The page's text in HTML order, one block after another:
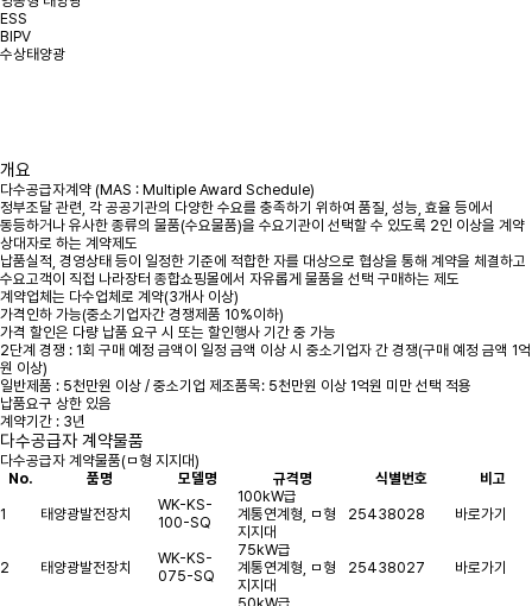
ESS
BIPV
수상태양광
개요
다수공급자계약 (MAS : Multiple Award Schedule)
정부조달 관련, 각 공공기관의 다양한 수요를 충족하기 위하여 품질, 성능, 효율 등에서
동등하거나 유사한 종류의 물품(수요물품)을 수요기관이 선택할 수 있도록 2인 이상을 계약
상대자로 하는 계약제도
납품실적, 경영상태 등이 일정한 기준에 적합한 자를 대상으로 협상을 통해 계약을 체결하고
수요고객이 직접 나라장터 종합쇼핑몰에서 자유롭게 물품을 선택 구매하는 제도
계약업체는 다수업체로 계약(3개사 이상)
가격인하 가능(중소기업자간 경쟁제품 10%이하)
가격 할인은 다량 납품 요구 시 또는 할인행사 기간 중 가능
2단계 경쟁 : 1회 구매 예정 금액이 일정 금액 이상 시 중소기업자 간 경쟁(구매 예정 금액 1억
원 이상)
일반제품 : 5천만원 이상 / 중소기업 제조품목: 5천만원 이상 1억원 미만 선택 적용
납품요구 상한 있음
계약기간 : 3년
다수공급자 계약물품
다수공급자 계약물품(ㅁ형 지지대)
No.
품명 모델명 규격명 식별번호
비고
1
태양광발전장치
WK-KS-
100-SQ
100kW급
계통연계형, ㅁ형
지지대
25438028 바로가기
2 태양광발전장치
WK-KS-
075-SQ
75kW급
계통연계형, ㅁ형
지지대
25438027 바로가기